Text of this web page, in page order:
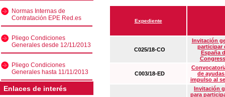
Normas Internas de
Contratación EPE Red.es
Pliego Condiciones
Generales desde 12/11/2013
Pliego Condiciones
Generales hasta 11/11/2013
Enlaces de interés
Expediente
C025/18-CO
Invitación
participar
España
C003/18-ED
de
impulso al
Invitación
para